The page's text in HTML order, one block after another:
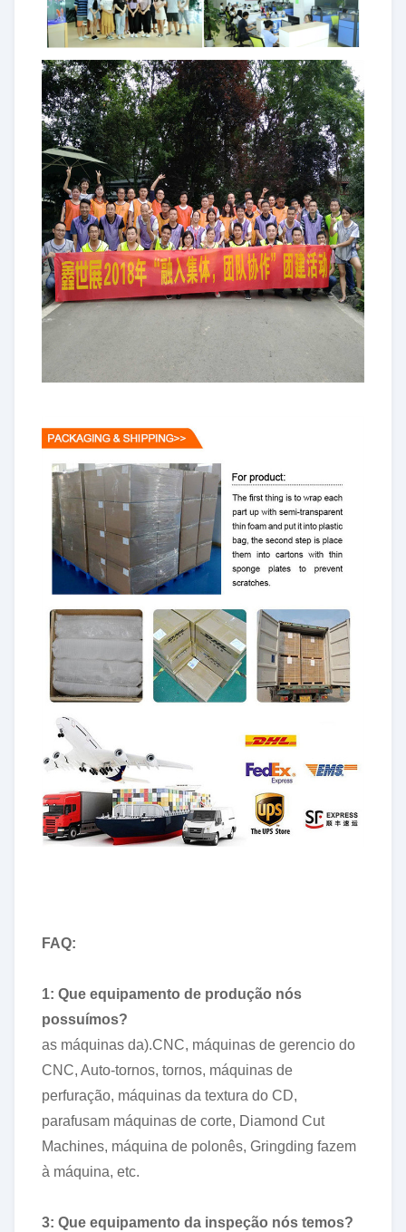
FAQ:
1: Que equipamento de produção nós
possuímos?
as máquinas da).CNC, máquinas de gerencio do
CNC, Auto-tornos, tornos, máquinas de
perfuração, máquinas da textura do CD,
parafusam máquinas de corte, Diamond Cut
Machines, máquina de polonês, Gringding fazem
à máquina, etc.
3: Que equipamento da inspeção nós temos?